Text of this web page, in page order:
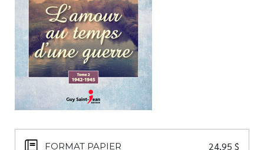
Numérique
Livres audio
Meilleurs vendeurs
Page vedette
AUTEURS
CONTACT
FORMAT PAPIER 24,95 $